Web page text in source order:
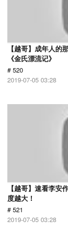
【越哥】成年人的
《金氏漂流记》
# 520
2019-07-05 03:28
【越哥】速看李安
度越大！
# 521
2019-07-05 03:28